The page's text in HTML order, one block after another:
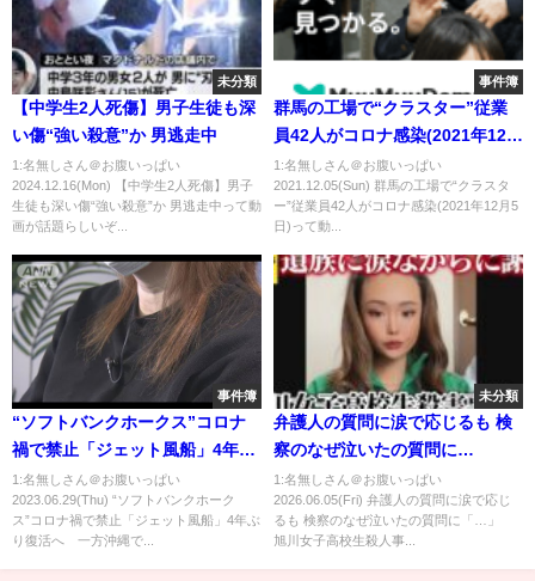
未分類
【中学生2人死傷】男子生徒も深
い傷“強い殺意”か 男逃走中
1:名無しさん＠お腹いっぱい
2024.12.16(Mon) 【中学生2人死傷】男子
生徒も深い傷“強い殺意”か 男逃走中って動
画が話題らしいぞ...
事件簿
群馬の工場で“クラスター”従業
員42人がコロナ感染(2021年12月
5日)
1:名無しさん＠お腹いっぱい
2021.12.05(Sun) 群馬の工場で“クラスタ
ー”従業員42人がコロナ感染(2021年12月5
日)って動...
事件簿
“ソフトバンクホークス”コロナ
禍で禁止「ジェット風船」4年ぶ
り復活へ 一方沖縄では“感
染”が急拡大「第9波の入り口」
との見方も【news23】｜
1:名無しさん＠お腹いっぱい
2023.06.29(Thu) “ソフトバンクホーク
ス”コロナ禍で禁止「ジェット風船」4年ぶ
り復活へ 一方沖縄で...
未分類
弁護人の質問に涙で応じるも 検
察のなぜ泣いたの質問に
「…」 旭川女子高校生殺人事
件 被告人質問３日目
1:名無しさん＠お腹いっぱい
2026.06.05(Fri) 弁護人の質問に涙で応じ
るも 検察のなぜ泣いたの質問に「…」
旭川女子高校生殺人事...